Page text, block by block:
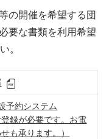
の開催を希望する団
要な書類を利用希望
。
予約システム
登録が必要です。お電
も承ります。）